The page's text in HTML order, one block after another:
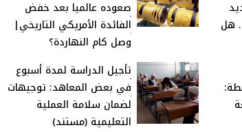
هل
صعوده عالميا بعد خفض
الفائدة الأمريكي التاريخي|
وصل كام النهاردة؟
50 نقطة:
تأجيل الدراسة لمدة أسبوع
في بعض المعاهد: توجيهات
لضمان سلامة العملية
التعليمية (مستند)